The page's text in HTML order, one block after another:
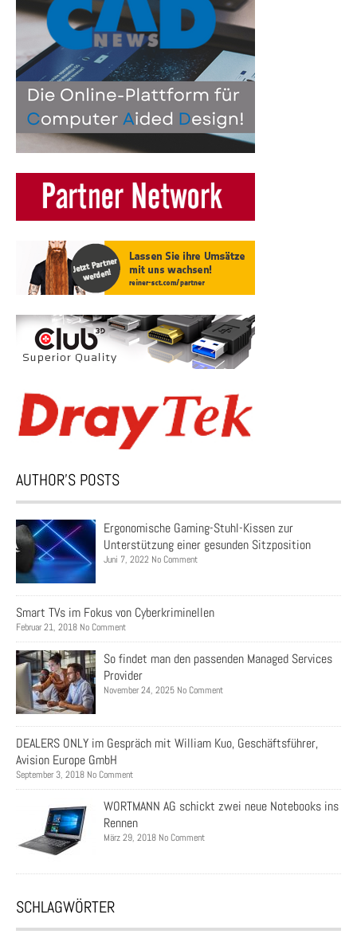
AUTHOR’S POSTS
Ergonomische Gaming-Stuhl-Kissen zur
Unterstützung einer gesunden Sitzposition
Juni 7, 2022 No Comment
Smart TVs im Fokus von Cyberkriminellen
Februar 21, 2018 No Comment
So findet man den passenden Managed Services
Provider​
November 24, 2025 No Comment
DEALERS ONLY im Gespräch mit William Kuo, Geschäftsführer,
Avision Europe GmbH
September 3, 2018 No Comment
WORTMANN AG schickt zwei neue Notebooks ins
Rennen
März 29, 2018 No Comment
SCHLAGWÖRTER